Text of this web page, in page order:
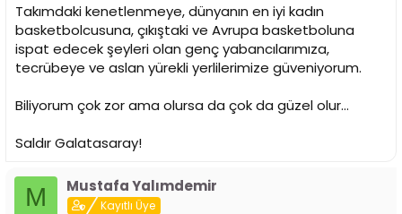
Takımdaki kenetlenmeye, dünyanın en iyi kadın
basketbolcusuna, çıkıştaki ve Avrupa basketboluna
ispat edecek şeyleri olan genç yabancılarımıza,
tecrübeye ve aslan yürekli yerlilerimize güveniyorum.
Biliyorum çok zor ama olursa da çok da güzel olur...
Saldır Galatasaray!
M Mustafa Yalımdemir
Kayıtlı Üye